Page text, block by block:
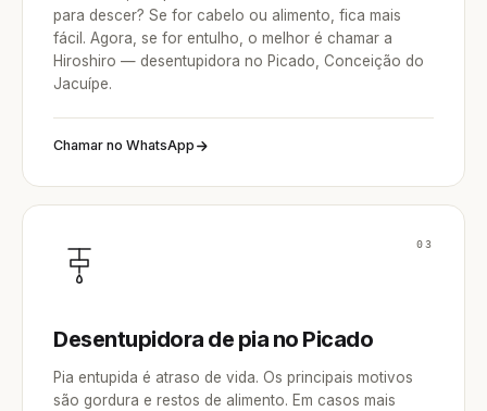
para descer? Se for cabelo ou alimento, fica mais
fácil. Agora, se for entulho, o melhor é chamar a
Hiroshiro — desentupidora no Picado, Conceição do
Jacuípe.
Chamar no WhatsApp
03
Desentupidora de pia no Picado
Pia entupida é atraso de vida. Os principais motivos
são gordura e restos de alimento. Em casos mais